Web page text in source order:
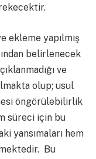
ekleme yapılmış
belirlenecek
ve
olup; usul
öngörülebilirlik
süreci için bu
yansımaları hem
Bu